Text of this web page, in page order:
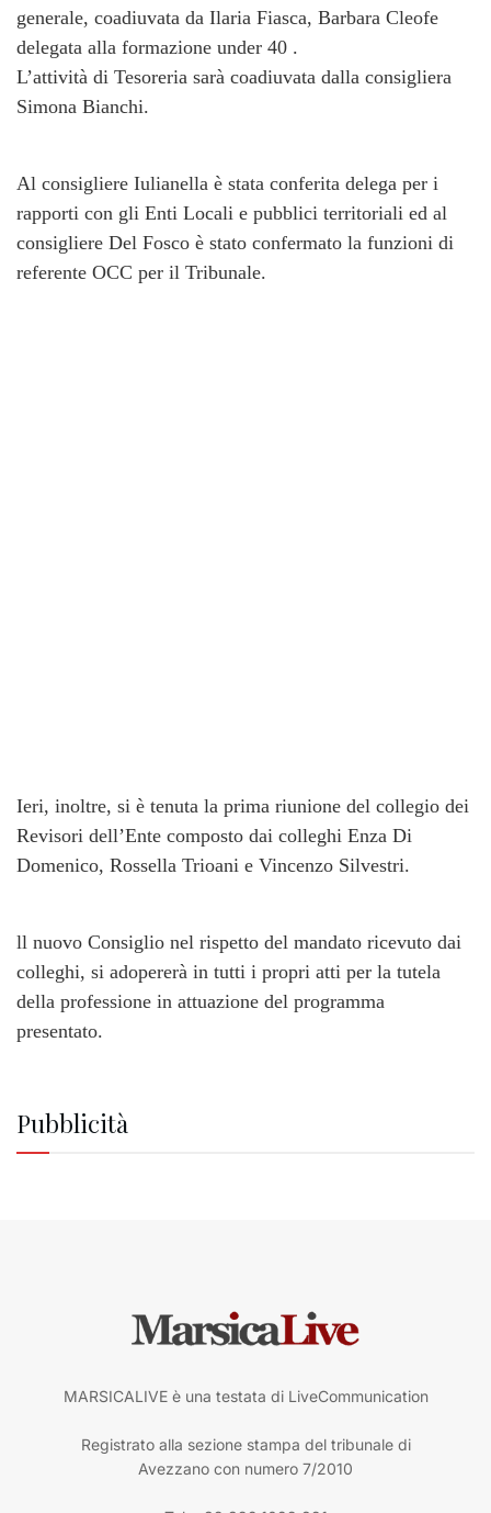
generale, coadiuvata da Ilaria Fiasca, Barbara Cleofe
delegata alla formazione under 40 .
L’attività di Tesoreria sarà coadiuvata dalla consigliera
Simona Bianchi.
Al consigliere Iulianella è stata conferita delega per i
rapporti con gli Enti Locali e pubblici territoriali ed al
consigliere Del Fosco è stato confermato la funzioni di
referente OCC per il Tribunale.
Ieri, inoltre, si è tenuta la prima riunione del collegio dei
Revisori dell’Ente composto dai colleghi Enza Di
Domenico, Rossella Trioani e Vincenzo Silvestri.
ll nuovo Consiglio nel rispetto del mandato ricevuto dai
colleghi, si adopererà in tutti i propri atti per la tutela
della professione in attuazione del programma
presentato.
Pubblicità
MARSICALIVE è una testata di LiveCommunication
Registrato alla sezione stampa del tribunale di
Avezzano con numero 7/2010